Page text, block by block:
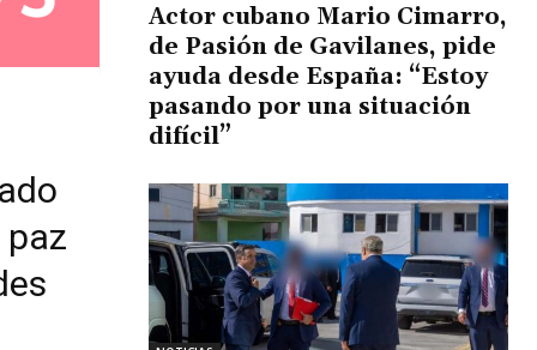
Actor cubano Mario Cimarro,
de Pasión de Gavilanes, pide
ayuda desde España: “Estoy
pasando por una situación
difícil”